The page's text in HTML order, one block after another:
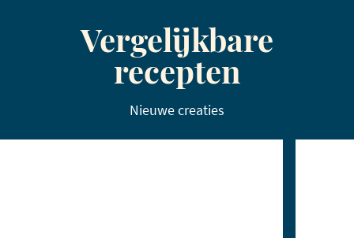
Vergelijkbare
recepten
Nieuwe creaties